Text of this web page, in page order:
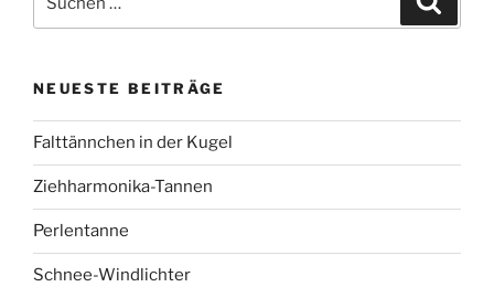
nach:
NEUESTE BEITRÄGE
Falttännchen in der Kugel
Ziehharmonika-Tannen
Perlentanne
Schnee-Windlichter